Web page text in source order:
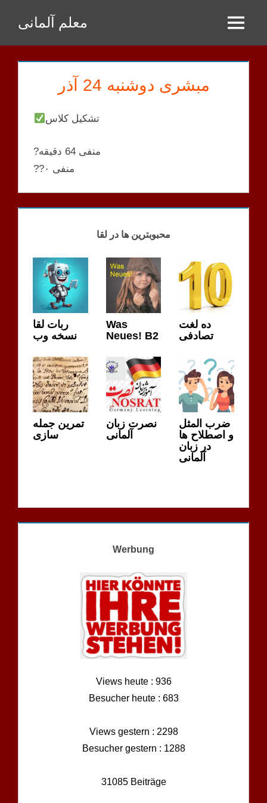
Inhalt
springen
معلم آلمانی Menu
مبشری دوشنبه 24 آذر
تشکیل کلاس
?منفی 64 دقیقه
??منفی ۰
محبوبترین ها در لقا
ربات لقا
نسخه وب
Was
Neues! B2
ده لغت
تصادفی
تمرین جمله
سازی
نصرت زبان
آلمانی
ضرب المثل
و اصطلاح ها
در زبان
آلمانی
Werbung
Views heute : 936
Besucher heute : 683
Views gestern : 2298
Besucher gestern : 1288
31085 Beiträge